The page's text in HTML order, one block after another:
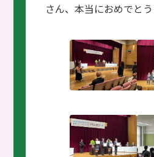
さん、本当におめでと